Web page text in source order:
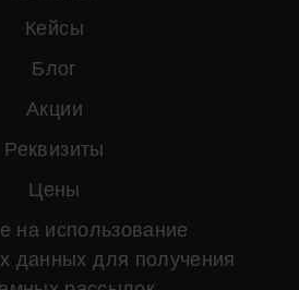
Кейсы
Блог
Акции
Реквизиты
Цены
на использование
данных для получения